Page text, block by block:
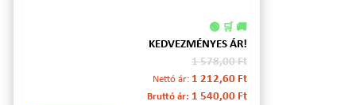
🟢 🛒 🚚
KEDVEZMÉNYES ÁR!
1 578,00 Ft
Nettó ár: 1 212,60 Ft
Bruttó ár: 1 540,00 Ft